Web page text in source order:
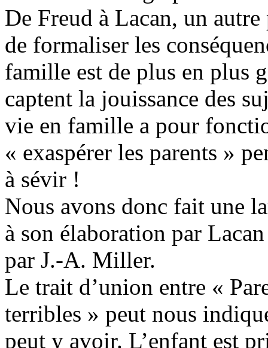
De Freud à Lacan, un
de formaliser les
famille est de plus en plus
captent la jouissance des
vie en famille a pour
« exaspérer les parents »
à sévir !
Nous avons donc fait une
à son élaboration par
par J.-A. Miller.
Le trait d’union entre «
terribles » peut nous
peut y avoir. L’enfant est